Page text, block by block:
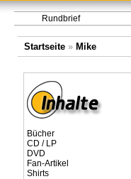
Rundbrief
Startseite» Mike
Bücher
CD / LP
DVD
Fan-Artikel
Shirts